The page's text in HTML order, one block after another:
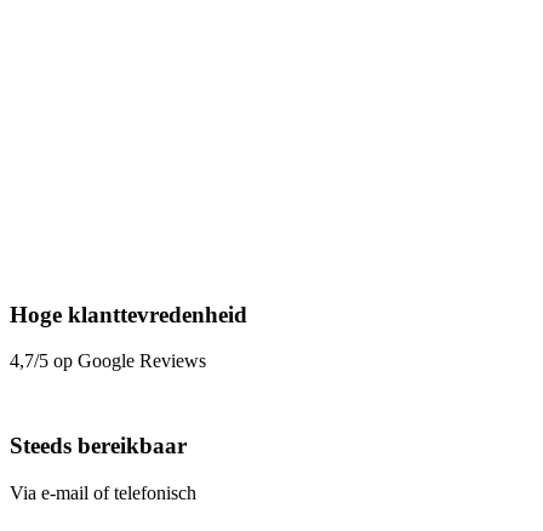
Hoge klanttevredenheid
4,7/5 op Google Reviews
Steeds bereikbaar
Via e-mail of telefonisch